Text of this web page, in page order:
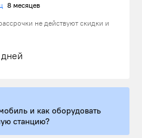
8 месяцев
не действуют скидки и
и как оборудовать
станцию?